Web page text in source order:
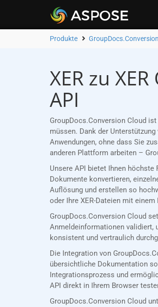
Produkte GroupDocs.Conversion
XER zu
API
GroupDocs.Conversion Cloud
müssen. Dank der
Anwendungen, ohne dass Sie
anderen Plattform arbeiten –
Unsere API bietet Ihnen höchste
Dokumente konvertieren,
Auflösung und erstellen so
oder Ihre XER-Dateien mit
GroupDocs.Conversion Cloud
Anmeldeinformationen validiert,
konsistent und vertraulich
Die Integration von
übersichtliche Dokumentation
Integrationsprozess und
API direkt in Ihrem Browser
GroupDocs.Conversion Cloud